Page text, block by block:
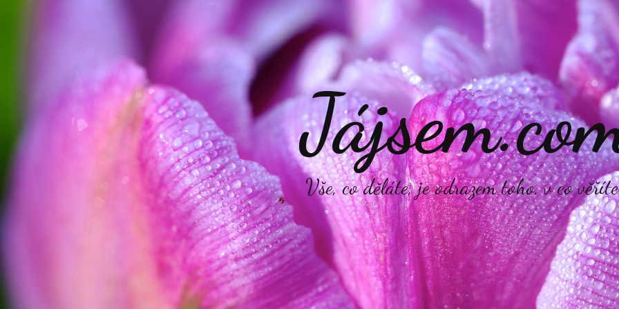
Vše, co děláte, je odrazem toho, v co